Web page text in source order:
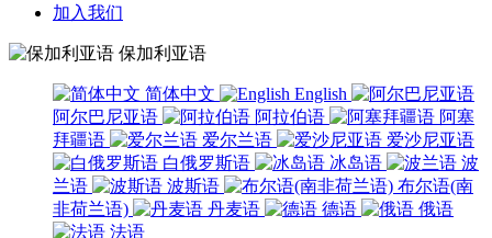
加入我们
保加利亚语
简体中文
English
阿尔巴尼亚语
阿拉伯语
阿塞
拜疆语
爱尔兰语
爱沙尼亚语
白俄罗斯语
冰岛语
波
兰语
波斯语
布尔语(南
非荷兰语)
丹麦语 德语
俄语
法语